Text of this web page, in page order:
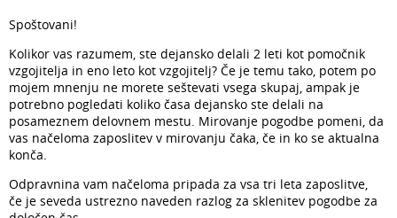
Spoštovani!
Kolikor vas razumem, ste dejansko delali 2 leti kot pomočnik
vzgojitelja in eno leto kot vzgojitelj? Če je temu tako, potem po
mojem mnenju ne morete seštevati vsega skupaj, ampak je
potrebno pogledati koliko časa dejansko ste delali na
posameznem delovnem mestu. Mirovanje pogodbe pomeni, da
vas načeloma zaposlitev v mirovanju čaka, če in ko se aktualna
konča.
Odpravnina vam načeloma pripada za vsa tri leta zaposlitve,
če je seveda ustrezno naveden razlog za sklenitev pogodbe za